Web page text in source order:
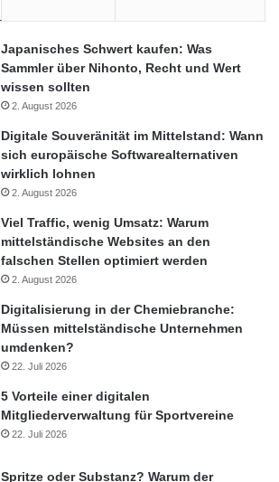
Japanisches Schwert kaufen: Was
Sammler über Nihonto, Recht und Wert
wissen sollten
2. August 2026
Digitale Souveränität im Mittelstand: Wann
sich europäische Softwarealternativen
wirklich lohnen
2. August 2026
Viel Traffic, wenig Umsatz: Warum
mittelständische Websites an den
falschen Stellen optimiert werden
2. August 2026
Digitalisierung in der Chemiebranche:
Müssen mittelständische Unternehmen
umdenken?
22. Juli 2026
5 Vorteile einer digitalen
Mitgliederverwaltung für Sportvereine
22. Juli 2026
Spritze oder Substanz? Warum der